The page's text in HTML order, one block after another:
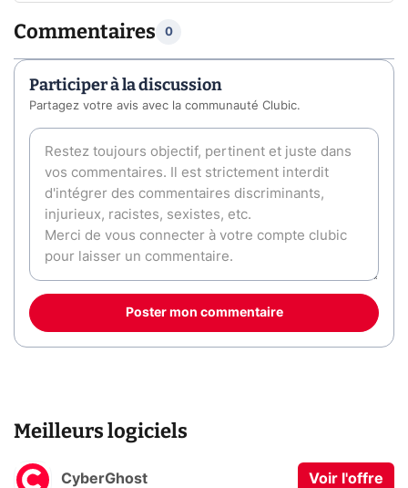
Commentaires 0
Participer à la discussion
Partagez votre avis avec la communauté Clubic.
Poster mon commentaire
Meilleurs logiciels
CyberGhost Voir l'offre